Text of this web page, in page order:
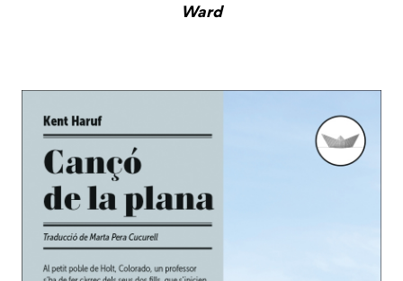
Ward